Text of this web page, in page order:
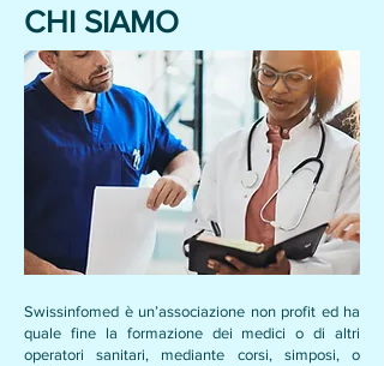
CHI SIAMO
Swissinfomed è un’associazione non profit ed ha
quale fine la formazione dei medici o di altri
operatori sanitari, mediante corsi, simposi, o